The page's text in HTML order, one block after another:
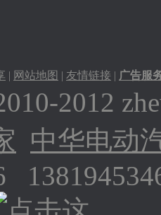
| 网站地图 | 友情链接 | 广告服
2012
中华电动